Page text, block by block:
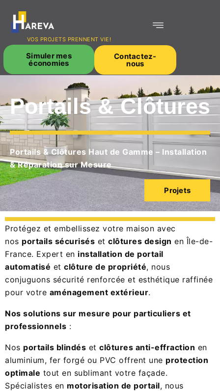
Simuler mes
économies
VOS PROJETS PRENNENT VIE!
Contactez-
nous
Portails & Clôtures
Portails & Clôtures Haut de Gamme – Installation
& Réparation sur Mesure
Projets
Protégez et embellissez votre maison avec
nos portails sécurisés et clôtures design en Île-de-
France. Expert en installation de portail
automatisé et clôture de propriété, nous
conjuguons sécurité renforcée et esthétique raffinée
pour votre aménagement extérieur.
Nos solutions sur mesure pour particuliers et
professionnels :
Nos portails blindés et clôtures anti-effraction en
aluminium, fer forgé ou PVC offrent une protection
optimale tout en sublimant votre façade.
Spécialistes en motorisation de portail, nous